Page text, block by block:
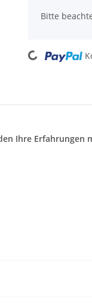
Bitte
Loading...
Ihre Erfahrungen